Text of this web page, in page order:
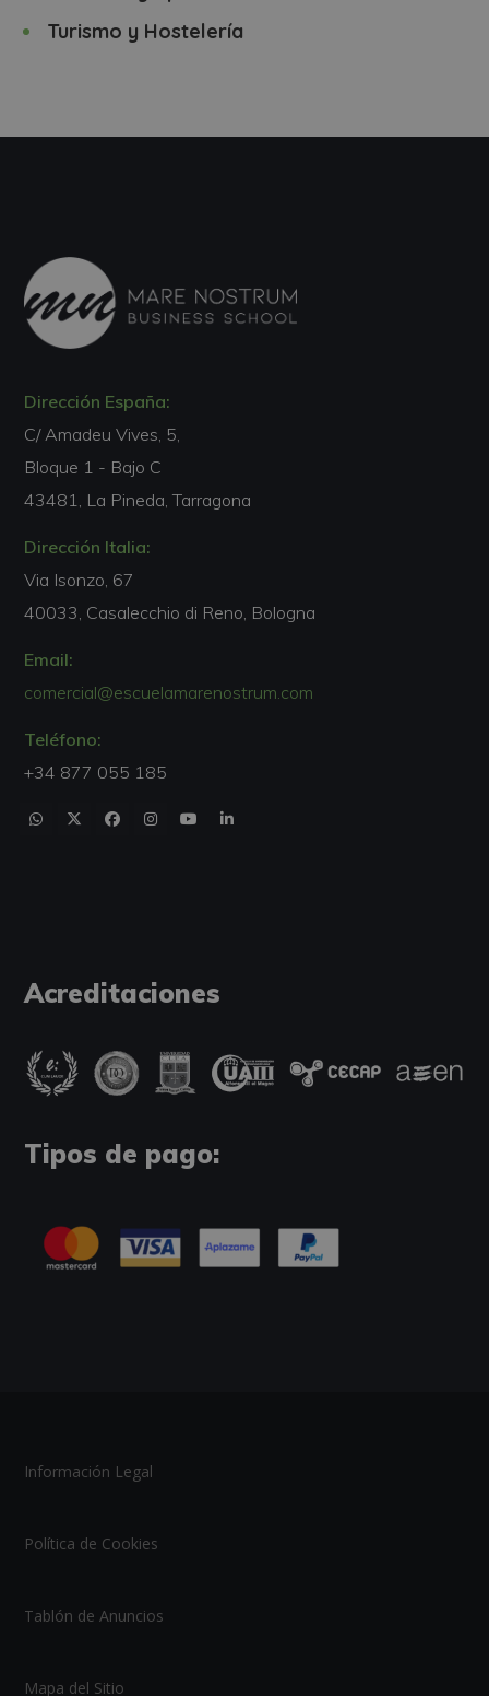
Turismo y Hostelería
Dirección España:
C/ Amadeu Vives, 5,
Bloque 1 - Bajo C
43481, La Pineda, Tarragona
Dirección Italia:
Via Isonzo, 67
40033, Casalecchio di Reno, Bologna
Email:
comercial@escuelamarenostrum.com
Teléfono:
+34 877 055 185
Acreditaciones
Tipos de pago:
Información Legal
Política de Cookies
Tablón de Anuncios
Mapa del Sitio